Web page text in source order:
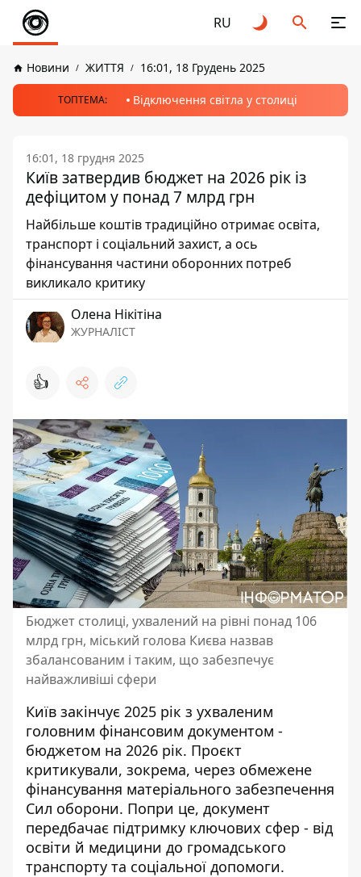
RU
Новини ЖИТТЯ 16:01, 18 Грудень 2025
ТОПТЕМА: Відключення світла у столиці
16:01, 18 грудня 2025
Київ затвердив бюджет на 2026 рік із
дефіцитом у понад 7 млрд грн
Найбільше коштів традиційно отримає освіта,
транспорт і соціальний захист, а ось
фінансування частини оборонних потреб
викликало критику
Олена Нікітіна
ЖУРНАЛІСТ
👍
Бюджет столиці, ухвалений на рівні понад 106
млрд грн, міський голова Києва назвав
збалансованим і таким, що забезпечує
найважливіші сфери
Київ закінчує 2025 рік з ухваленим
головним фінансовим документом -
бюджетом на 2026 рік. Проєкт
критикували, зокрема, через обмежене
фінансування матеріального забезпечення
Сил оборони. Попри це, документ
передбачає підтримку ключових сфер - від
освіти й медицини до громадського
транспорту та соціальної допомоги.